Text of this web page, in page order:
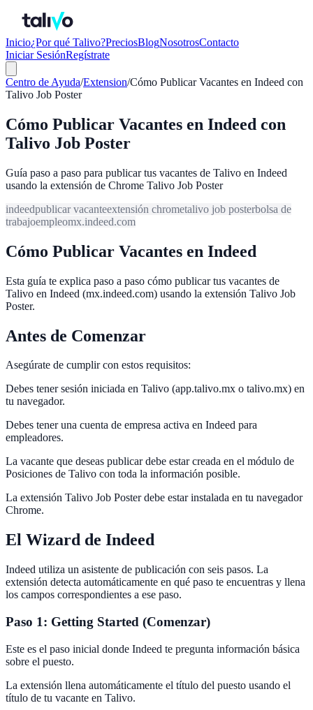
Inicio¿Por qué Talivo?PreciosBlogNosotrosContacto
Iniciar SesiónRegístrate
Centro de Ayuda/Extension/Cómo Publicar Vacantes en Indeed con
Talivo Job Poster
Cómo Publicar Vacantes en Indeed con
Talivo Job Poster
Guía paso a paso para publicar tus vacantes de Talivo en Indeed
usando la extensión de Chrome Talivo Job Poster
indeedpublicar vacanteextensión chrometalivo job posterbolsa de
trabajoempleomx.indeed.com
Cómo Publicar Vacantes en Indeed
Esta guía te explica paso a paso cómo publicar tus vacantes de
Talivo en Indeed (mx.indeed.com) usando la extensión Talivo Job
Poster.
Antes de Comenzar
Asegúrate de cumplir con estos requisitos:
Debes tener sesión iniciada en Talivo (app.talivo.mx o talivo.mx) en
tu navegador.
Debes tener una cuenta de empresa activa en Indeed para
empleadores.
La vacante que deseas publicar debe estar creada en el módulo de
Posiciones de Talivo con toda la información posible.
La extensión Talivo Job Poster debe estar instalada en tu navegador
Chrome.
El Wizard de Indeed
Indeed utiliza un asistente de publicación con seis pasos. La
extensión detecta automáticamente en qué paso te encuentras y llena
los campos correspondientes a ese paso.
Paso 1: Getting Started (Comenzar)
Este es el paso inicial donde Indeed te pregunta información básica
sobre el puesto.
La extensión llena automáticamente el título del puesto usando el
título de tu vacante en Talivo.